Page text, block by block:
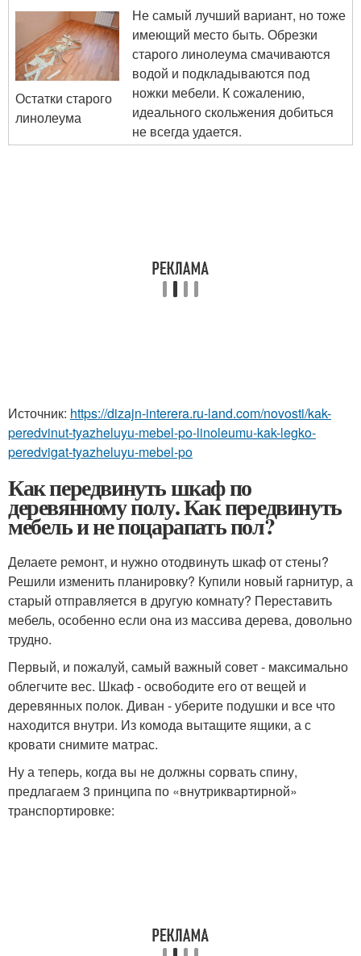
Остатки старого
линолеума
Не самый лучший вариант, но тоже
имеющий место быть. Обрезки
старого линолеума смачиваются
водой и подкладываются под
ножки мебели. К сожалению,
идеального скольжения добиться
не всегда удается.
Источник: https://dizajn-interera.ru-land.com/novosti/kak-
peredvinut-tyazheluyu-mebel-po-linoleumu-kak-legko-
peredvigat-tyazheluyu-mebel-po
Как передвинуть шкаф по
деревянному полу. Как передвинуть
мебель и не поцарапать пол?
Делаете ремонт, и нужно отодвинуть шкаф от стены?
Решили изменить планировку? Купили новый гарнитур, а
старый отправляется в другую комнату? Переставить
мебель, особенно если она из массива дерева, довольно
трудно.
Первый, и пожалуй, самый важный совет - максимально
облегчите вес. Шкаф - освободите его от вещей и
деревянных полок. Диван - уберите подушки и все что
находится внутри. Из комода вытащите ящики, а с
кровати снимите матрас.
Ну а теперь, когда вы не должны сорвать спину,
предлагаем 3 принципа по «внутриквартирной»
транспортировке: